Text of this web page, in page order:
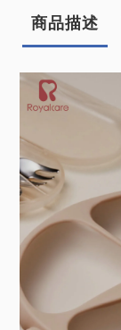
商品描述